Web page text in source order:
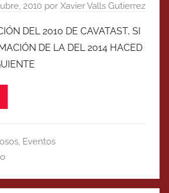
2010 por Xavier Valls Gutierrez
DEL 2010 DE CAVATAST, SI
DE LA DEL 2014 HACED
, Eventos